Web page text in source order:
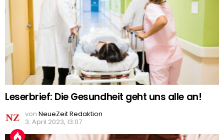
Leserbrief: Die Gesundheit geht uns alle an!
von NeueZeit Redaktion
3. April 2023, 13:07